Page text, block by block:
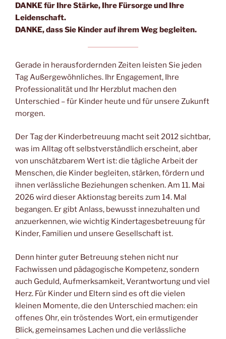
DANKE für Ihre Stärke, Ihre Fürsorge und Ihre
Leidenschaft.
DANKE, dass Sie Kinder auf ihrem Weg begleiten.
Gerade in herausfordernden Zeiten leisten Sie jeden
Tag Außergewöhnliches. Ihr Engagement, Ihre
Professionalität und Ihr Herzblut machen den
Unterschied – für Kinder heute und für unsere Zukunft
morgen.
Der Tag der Kinderbetreuung macht seit 2012 sichtbar,
was im Alltag oft selbstverständlich erscheint, aber
von unschätzbarem Wert ist: die tägliche Arbeit der
Menschen, die Kinder begleiten, stärken, fördern und
ihnen verlässliche Beziehungen schenken. Am 11. Mai
2026 wird dieser Aktionstag bereits zum 14. Mal
begangen. Er gibt Anlass, bewusst innezuhalten und
anzuerkennen, wie wichtig Kindertagesbetreuung für
Kinder, Familien und unsere Gesellschaft ist.
Denn hinter guter Betreuung stehen nicht nur
Fachwissen und pädagogische Kompetenz, sondern
auch Geduld, Aufmerksamkeit, Verantwortung und viel
Herz. Für Kinder und Eltern sind es oft die vielen
kleinen Momente, die den Unterschied machen: ein
offenes Ohr, ein tröstendes Wort, ein ermutigender
Blick, gemeinsames Lachen und die verlässliche